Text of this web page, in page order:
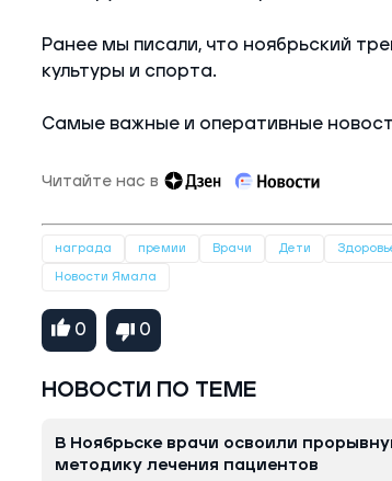
Ранее мы писали, что ноябрьский
культуры и спорта.
Самые важные и оперативные
Читайте нас в
награда премии Врачи Дети
Новости Ямала
0 0
НОВОСТИ ПО ТЕМЕ
В Ноябрьске врачи освоили
методику лечения пациентов